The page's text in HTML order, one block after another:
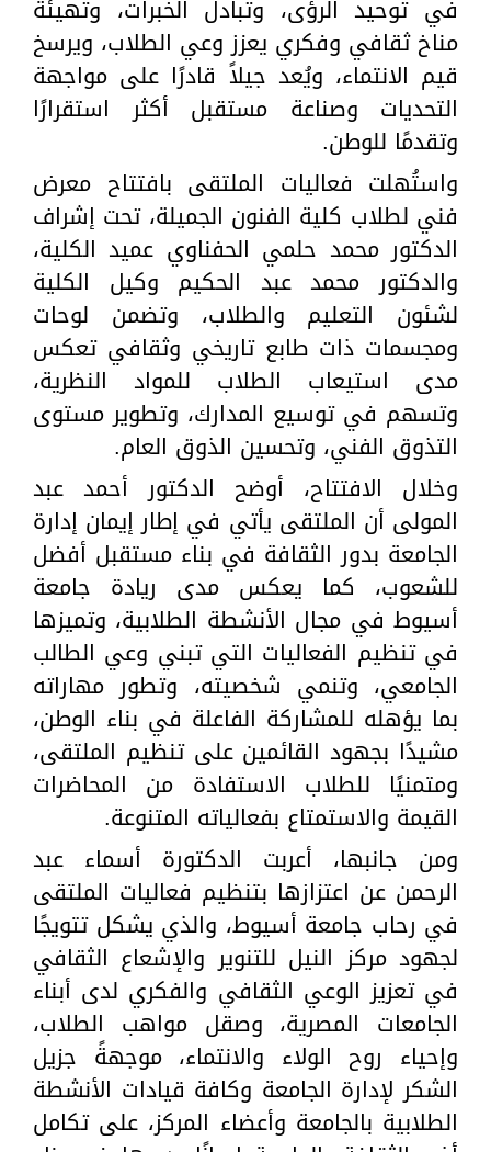
في توحيد الرؤى، وتبادل الخبرات، وتهيئة
مناخ ثقافي وفكري يعزز وعي الطلاب، ويرسخ
قيم الانتماء، ويُعد جيلاً قادرًا على مواجهة
التحديات وصناعة مستقبل أكثر استقرارًا
وتقدمًا للوطن.
واستُهلت فعاليات الملتقى بافتتاح معرض
فني لطلاب كلية الفنون الجميلة، تحت إشراف
الدكتور محمد حلمي الحفناوي عميد الكلية،
والدكتور محمد عبد الحكيم وكيل الكلية
لشئون التعليم والطلاب، وتضمن لوحات
ومجسمات ذات طابع تاريخي وثقافي تعكس
مدى استيعاب الطلاب للمواد النظرية،
وتسهم في توسيع المدارك، وتطوير مستوى
التذوق الفني، وتحسين الذوق العام.
وخلال الافتتاح، أوضح الدكتور أحمد عبد
المولى أن الملتقى يأتي في إطار إيمان إدارة
الجامعة بدور الثقافة في بناء مستقبل أفضل
للشعوب، كما يعكس مدى ريادة جامعة
أسيوط في مجال الأنشطة الطلابية، وتميزها
في تنظيم الفعاليات التي تبني وعي الطالب
الجامعي، وتنمي شخصيته، وتطور مهاراته
بما يؤهله للمشاركة الفاعلة في بناء الوطن،
مشيدًا بجهود القائمين على تنظيم الملتقى،
ومتمنيًا للطلاب الاستفادة من المحاضرات
القيمة والاستمتاع بفعالياته المتنوعة.
ومن جانبها، أعربت الدكتورة أسماء عبد
الرحمن عن اعتزازها بتنظيم فعاليات الملتقى
في رحاب جامعة أسيوط، والذي يشكل تتويجًا
لجهود مركز النيل للتنوير والإشعاع الثقافي
في تعزيز الوعي الثقافي والفكري لدى أبناء
الجامعات المصرية، وصقل مواهب الطلاب،
وإحياء روح الولاء والانتماء، موجهةً جزيل
الشكر لإدارة الجامعة وكافة قيادات الأنشطة
الطلابية بالجامعة وأعضاء المركز، على تكامل